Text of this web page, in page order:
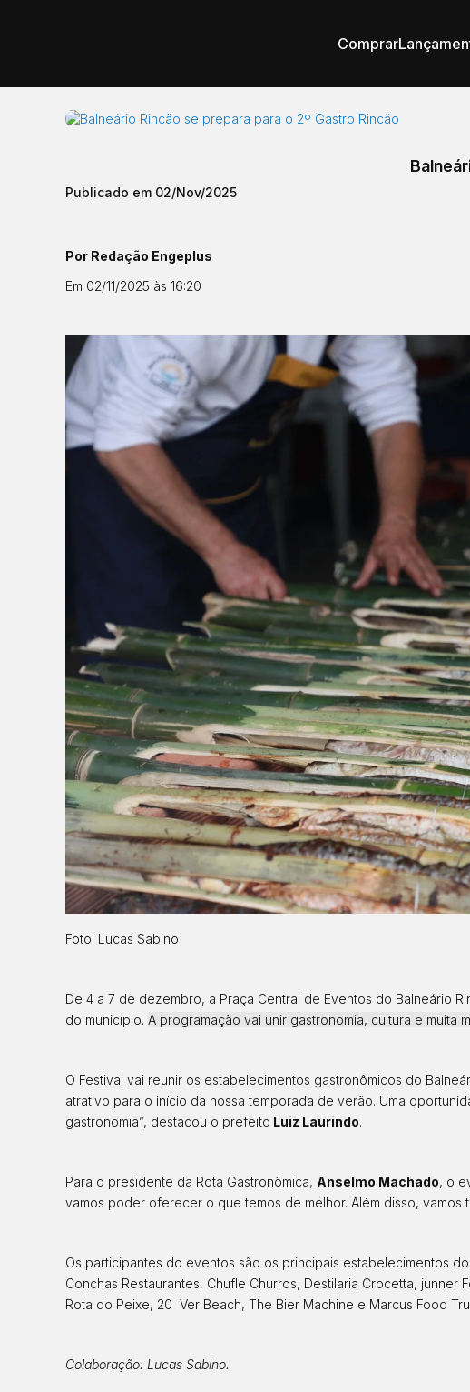
Comprar
Publicado em 02/Nov/2025
Por Redação Engeplus
Em 02/11/2025 às 16:20
Foto: Lucas Sabino
De 4 a 7 de dezembro, a Praça Central de Eventos do Balneário
do município. A programação vai unir gastronomia, cultura e muita
O Festival vai reunir os estabelecimentos gastronômicos do
atrativo para o início da nossa temporada de verão. Uma
gastronomia”, destacou o prefeito Luiz Laurindo.
Para o presidente da Rota Gastronômica, Anselmo Machado, o
vamos poder oferecer o que temos de melhor. Além disso,
Os participantes do eventos são os principais estabelecimentos
Conchas Restaurantes, Chufle Churros, Destilaria Crocetta, junner
Rota do Peixe, 20 Ver Beach, The Bier Machine e Marcus Food
Colaboração: Lucas Sabino.